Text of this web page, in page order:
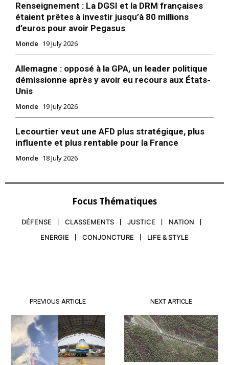
Renseignement : La DGSI et la DRM françaises
étaient prêtes à investir jusqu’à 80 millions
d’euros pour avoir Pegasus
Monde 19 July 2026
Allemagne : opposé à la GPA, un leader politique
démissionne après y avoir eu recours aux États-
Unis
Monde 19 July 2026
Lecourtier veut une AFD plus stratégique, plus
influente et plus rentable pour la France
Monde 18 July 2026
Focus Thématiques
DÉFENSE CLASSEMENTS JUSTICE
NATION
ENERGIE
CONJONCTURE LIFE & STYLE
PREVIOUS ARTICLE NEXT ARTICLE